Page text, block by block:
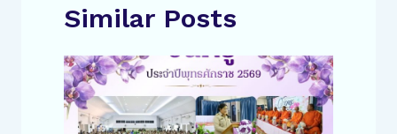
Similar Posts